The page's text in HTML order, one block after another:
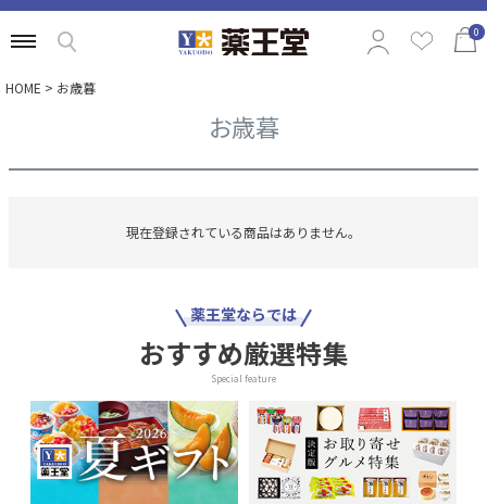
0
定番ギフトから選ぶ
HOME お歳暮
お歳暮
現在登録されている商品はありません。
薬王堂ならでは
おすすめ厳選特集
Special feature